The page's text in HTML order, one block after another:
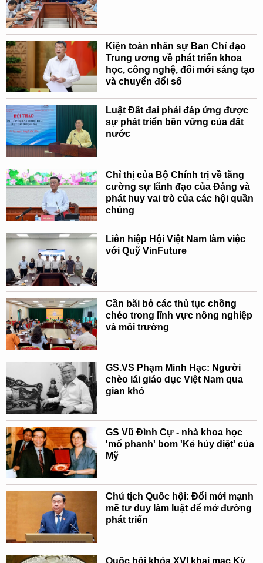
Kiện toàn nhân sự Ban Chỉ đạo
Trung ương về phát triển khoa
học, công nghệ, đổi mới sáng tạo
và chuyển đổi số
Luật Đất đai phải đáp ứng được
sự phát triển bền vững của đất
nước
Chỉ thị của Bộ Chính trị về tăng
cường sự lãnh đạo của Đảng và
phát huy vai trò của các hội quần
chúng
Liên hiệp Hội Việt Nam làm việc
với Quỹ VinFuture
Cần bãi bỏ các thủ tục chồng
chéo trong lĩnh vực nông nghiệp
và môi trường
GS.VS Phạm Minh Hạc: Người
chèo lái giáo dục Việt Nam qua
gian khó
GS Vũ Đình Cự - nhà khoa học
'mổ phanh' bom 'Kẻ hủy diệt' của
Mỹ
Chủ tịch Quốc hội: Đổi mới mạnh
mẽ tư duy làm luật để mở đường
phát triển
Quốc hội khóa XVI khai mạc Kỳ